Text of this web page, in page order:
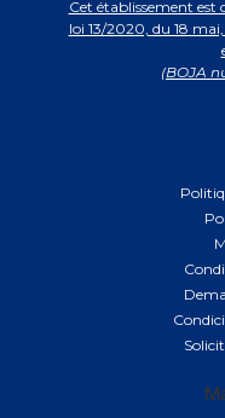
Cet établissement est
loi 13/2020, du 18
(BOJA